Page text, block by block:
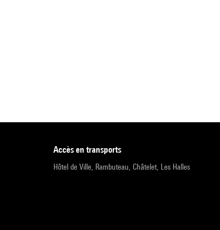
accès en transports
Hôtel de Ville, Rambuteau, Châtelet, Les Halles